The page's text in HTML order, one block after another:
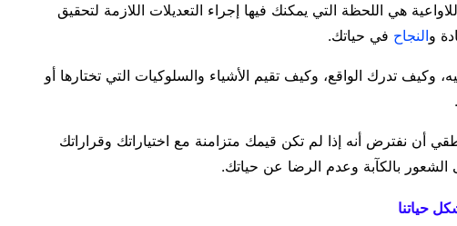
هي اللحظة التي يمكنك فيها إجراء التعديلات اللازمة لتحقيق
والنجاح في حياتك.
وكيف تدرك الواقع، وكيف تقيم الأشياء والسلوكيات التي تختارها أو
أن نفترض أنه إذا لم تكن قيمك متزامنة مع اختياراتك وقراراتك
الشعور بالكآبة وعدم الرضا عن حياتك.
حياتنا